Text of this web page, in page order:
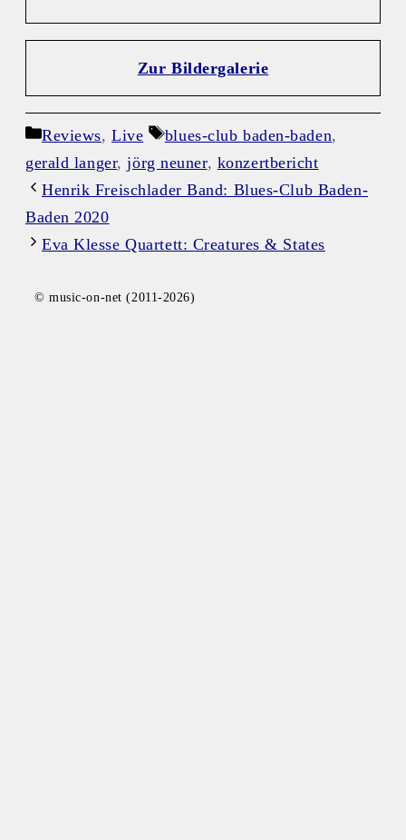
Zur Bildergalerie
Kategorien
Reviews,Live Schlagwörter
blues-club baden-baden,
gerald langer,jörg neuner, konzertbericht
Henrik Freischlader Band: Blues-Club Baden-
Baden 2020
Eva Klesse Quartett: Creatures & States
© music-on-net (2011-2026)